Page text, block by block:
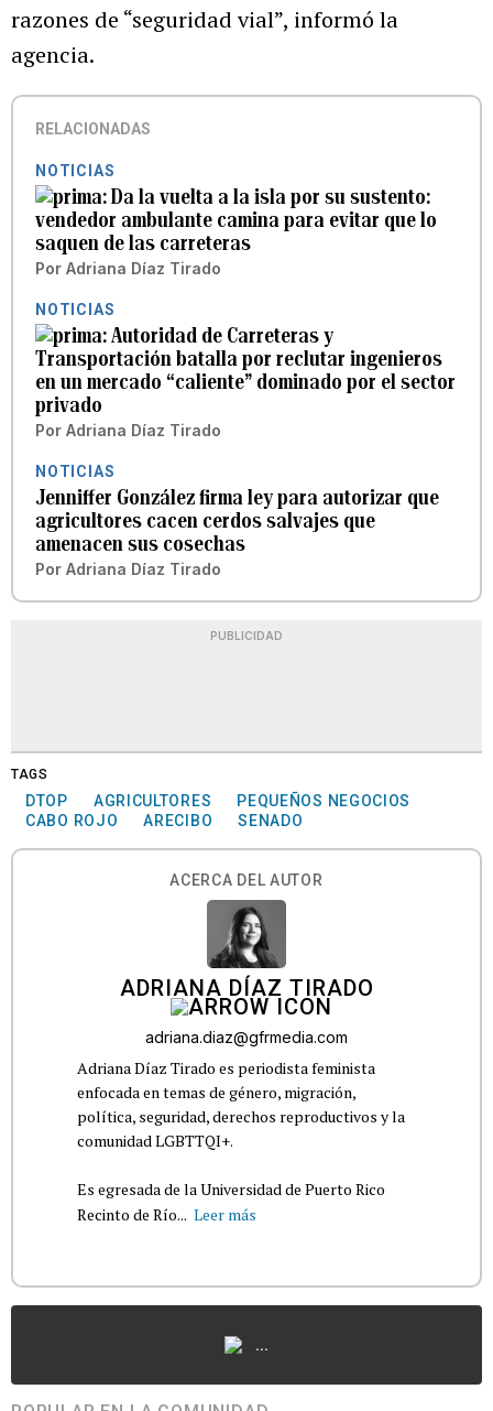
razones de “seguridad vial”, informó la
agencia.
RELACIONADAS
NOTICIAS
Da la vuelta a la isla por su sustento:
vendedor ambulante camina para evitar que lo
saquen de las carreteras
Por Adriana Díaz Tirado
NOTICIAS
Autoridad de Carreteras y
Transportación batalla por reclutar ingenieros
en un mercado “caliente” dominado por el sector
privado
Por Adriana Díaz Tirado
NOTICIAS
Jenniffer González firma ley para autorizar que
agricultores cacen cerdos salvajes que
amenacen sus cosechas
Por Adriana Díaz Tirado
PUBLICIDAD
TAGS
DTOP AGRICULTORES
PEQUEÑOS NEGOCIOS
CABO ROJO
ARECIBO SENADO
ACERCA DEL AUTOR
ADRIANA DÍAZ TIRADO
adriana.diaz@gfrmedia.com
Adriana Díaz Tirado es periodista feminista
enfocada en temas de género, migración,
política, seguridad, derechos reproductivos y la
comunidad LGBTTQI+.
Es egresada de la Universidad de Puerto Rico
Recinto de Río... Leer más
...